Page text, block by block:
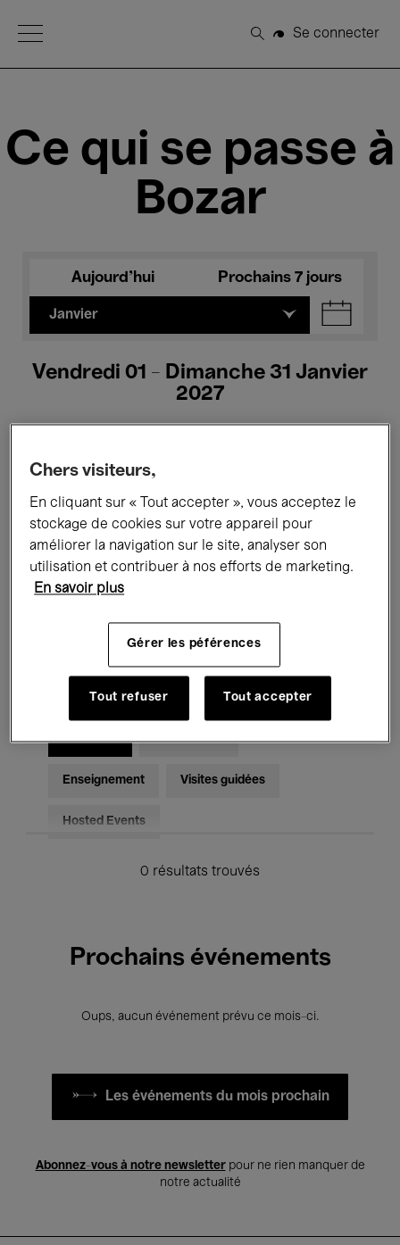
Open Menu
Rechercher
Se connecter
Ce qui se passe à
Bozar
Aujourd'hui Prochains 7 jours
Janvier
Vendredi 01 - Dimanche 31 Janvier
2027
Tous les événements Concerts
Expositions Films Performances
Rencontres & Débats
Musique classique Global Music
Musique électronique
Pour tous Kids’ Palace
Enseignement Visites guidées
Hosted Events
0 résultats trouvés
Prochains événements
Oups, aucun événement prévu ce mois-ci.
Les événements du mois prochain
Abonnez-vous à notre newsletterpour ne rien manquer de
notre actualité
Chers visiteurs,
En cliquant sur « Tout accepter », vous acceptez le
stockage de cookies sur votre appareil pour
améliorer la navigation sur le site, analyser son
utilisation et contribuer à nos efforts de marketing.
En savoir plus
Gérer les péférences
Tout refuser Tout accepter